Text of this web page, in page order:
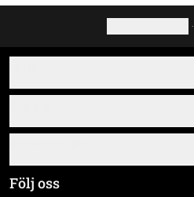
·
Om oss
Materialöversikt
Spåra leverans
Allmänna villkor
Följ oss